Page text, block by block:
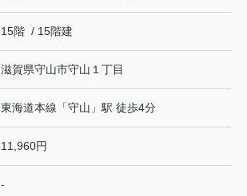
15階 / 15階建
滋賀県守山市守山 １丁目
東海道本線 「守山 」駅 徒歩4分
11,960円
-